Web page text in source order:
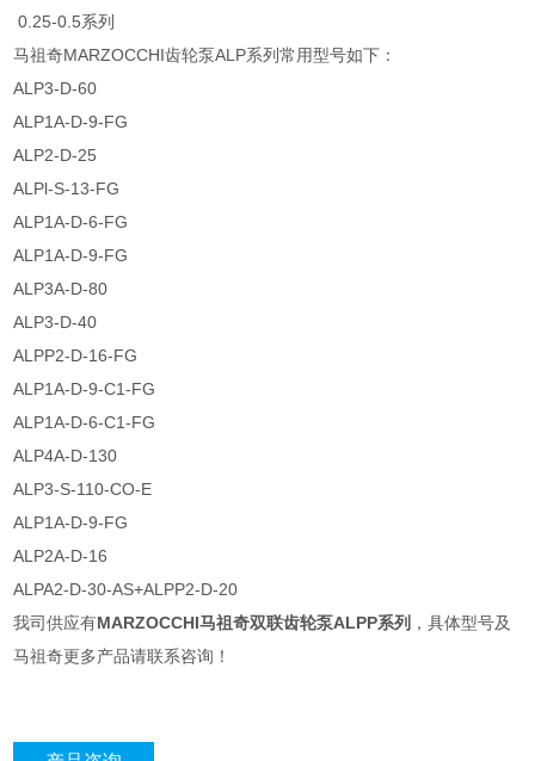
0.25-0.5系列
马祖奇MARZOCCHI齿轮泵ALP系列常用型号如下：
ALP3-D-60
ALP1A-D-9-FG
ALP2-D-25
ALPl-S-13-FG
ALP1A-D-6-FG
ALP1A-D-9-FG
ALP3A-D-80
ALP3-D-40
ALPP2-D-16-FG
ALP1A-D-9-C1-FG
ALP1A-D-6-C1-FG
ALP4A-D-130
ALP3-S-110-CO-E
ALP1A-D-9-FG
ALP2A-D-16
ALPA2-D-30-AS+ALPP2-D-20
我司供应有MARZOCCHI马祖奇双联齿轮泵ALPP系列 ，具体型号及
马祖奇更多产品请联系咨询！